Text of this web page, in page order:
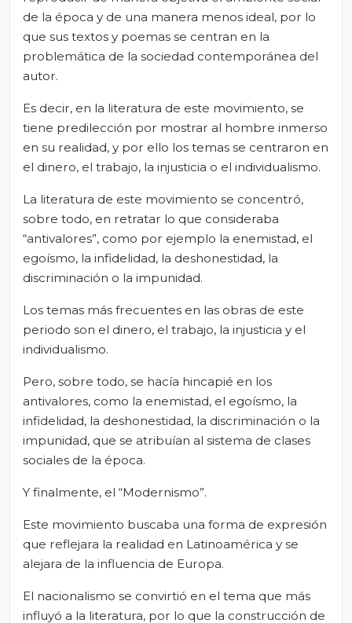
de la época y de una manera menos ideal, por lo
que sus textos y poemas se centran en la
problemática de la sociedad contemporánea del
autor.
Es decir, en la literatura de este movimiento, se
tiene predilección por mostrar al hombre inmerso
en su realidad, y por ello los temas se centraron en
el dinero, el trabajo, la injusticia o el individualismo.
La literatura de este movimiento se concentró,
sobre todo, en retratar lo que consideraba
“antivalores”, como por ejemplo la enemistad, el
egoísmo, la infidelidad, la deshonestidad, la
discriminación o la impunidad.
Los temas más frecuentes en las obras de este
periodo son el dinero, el trabajo, la injusticia y el
individualismo.
Pero, sobre todo, se hacía hincapié en los
antivalores, como la enemistad, el egoísmo, la
infidelidad, la deshonestidad, la discriminación o la
impunidad, que se atribuían al sistema de clases
sociales de la época.
Y finalmente, el “Modernismo”.
Este movimiento buscaba una forma de expresión
que reflejara la realidad en Latinoamérica y se
alejara de la influencia de Europa.
El nacionalismo se convirtió en el tema que más
influyó a la literatura, por lo que la construcción de